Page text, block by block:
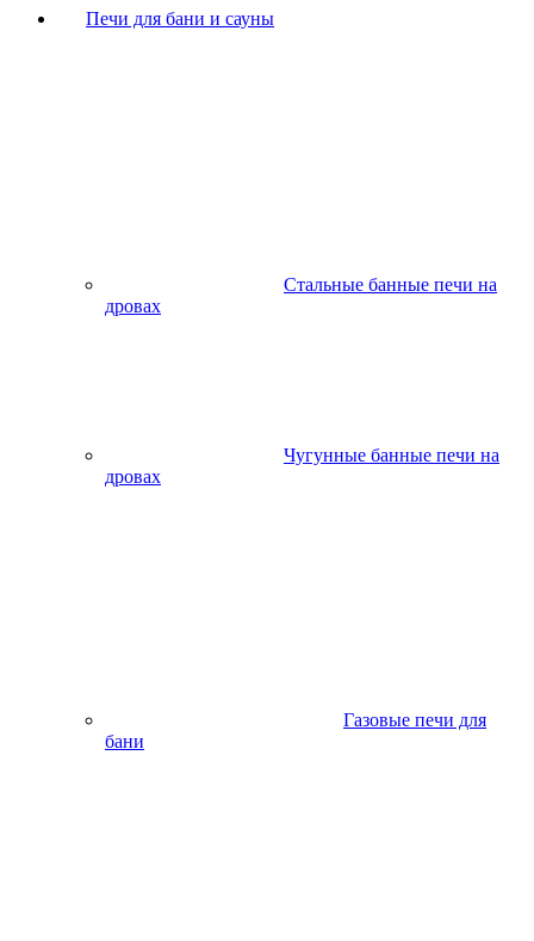
Печи для бани и сауны
Стальные банные печи на
дровах
Чугунные банные печи на
дровах
Газовые печи для
бани